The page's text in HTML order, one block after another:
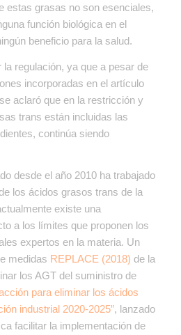
estas grasas no son esenciales,
función biológica en el
beneficio para la salud.
regulación, ya que a pesar de
incorporadas en el artículo
aclaró que en la restricción y
trans están incluidas las
continúa siendo
desde el año 2010 ha trabajado
los ácidos grasos trans de la
existe una
a los límites que proponen los
expertos en la materia. Un
medidas REPLACE (2018) de la
los AGT del suministro de
para eliminar los ácidos
industrial 2020-2025”, lanzado
facilitar la implementación de